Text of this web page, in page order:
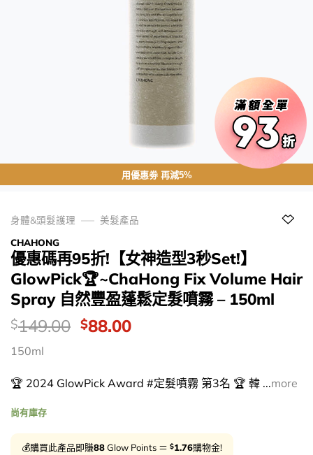
用優惠劵 再減5%
身體&頭髮護理
美髮產品
CHAHONG
優惠碼再95折!【女神造型3秒Set!】
GlowPick🏆~ChaHong Fix Volume Hair
Spray 自然豐盈蓬鬆定髮噴霧 – 150ml
價
錢：
$149.00 Original
$149.00.
$88.00Current
$88.00.
150ml
🏆 2024 GlowPick Award #定髮噴霧 第3名 🏆 韓 ...more
尚有庫存
💰購買此產品即賺88Glow Points ＝ $1.76購物金!